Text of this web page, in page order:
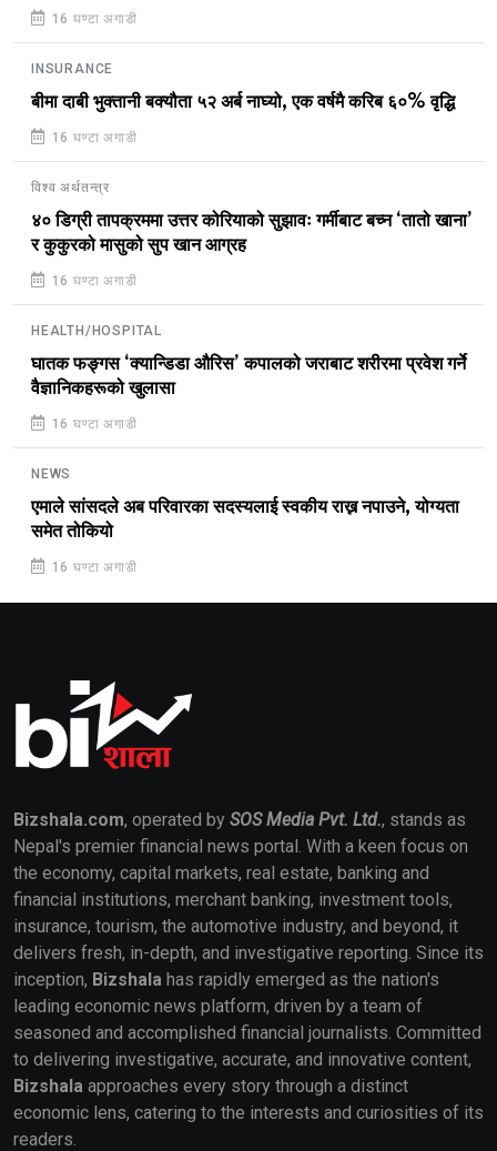
16 घण्टा अगाडी
INSURANCE
बीमा दाबी भुक्तानी बक्यौता ५२ अर्ब नाघ्यो, एक वर्षमै करिब ६०% वृद्धि
16 घण्टा अगाडी
विश्व अर्थतन्त्र
४० डिग्री तापक्रममा उत्तर कोरियाको सुझावः गर्मीबाट बच्न ‘तातो खाना’
र कुकुरको मासुको सुप खान आग्रह
16 घण्टा अगाडी
HEALTH/HOSPITAL
घातक फङ्गस ‘क्यान्डिडा औरिस’ कपालको जराबाट शरीरमा प्रवेश गर्ने
वैज्ञानिकहरूको खुलासा
16 घण्टा अगाडी
NEWS
एमाले सांसदले अब परिवारका सदस्यलाई स्वकीय राख्न नपाउने, योग्यता
समेत तोकियो
16 घण्टा अगाडी
Bizshala.com, operated by SOS Media Pvt. Ltd., stands as
Nepal's premier financial news portal. With a keen focus on
the economy, capital markets, real estate, banking and
financial institutions, merchant banking, investment tools,
insurance, tourism, the automotive industry, and beyond, it
delivers fresh, in-depth, and investigative reporting. Since its
inception, Bizshala has rapidly emerged as the nation's
leading economic news platform, driven by a team of
seasoned and accomplished financial journalists. Committed
to delivering investigative, accurate, and innovative content,
Bizshala approaches every story through a distinct
economic lens, catering to the interests and curiosities of its
readers.